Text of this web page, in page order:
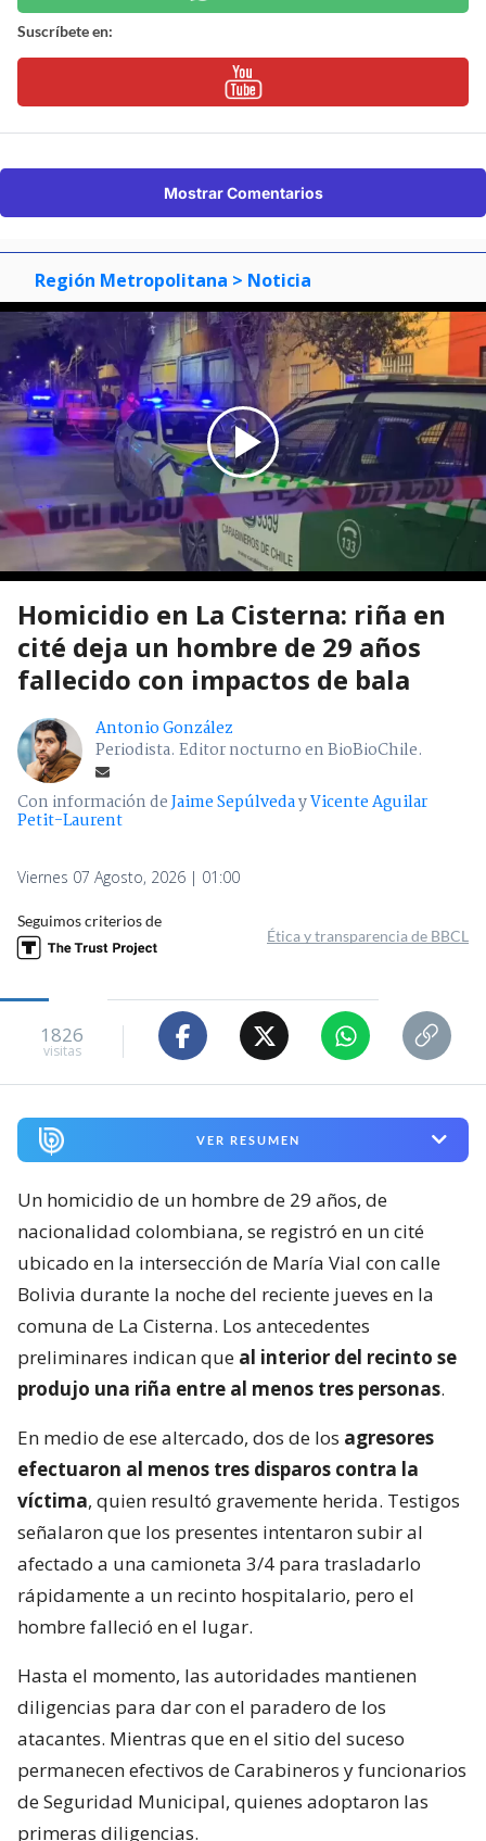
Suscríbete en:
Mostrar Comentarios
Región Metropolitana > Noticia
Homicidio en La Cisterna: riña en
cité deja un hombre de 29 años
fallecido con impactos de bala
Antonio González
Periodista. Editor nocturno en BioBioChile.
Con información deJaime SepúlvedayVicente Aguilar
Petit-Laurent
Viernes 07 Agosto, 2026 | 01:00
Seguimos criterios de
Ética y transparencia de BBCL
1826
visitas
VER RESUMEN
Un homicidio de un hombre de 29 años, de
nacionalidad colombiana, se registró en un cité
ubicado en la intersección de María Vial con calle
Bolivia durante la noche del reciente jueves en la
comuna de La Cisterna. Los antecedentes
preliminares indican que al interior del recinto se
produjo una riña entre al menos tres personas.
En medio de ese altercado, dos de los agresores
efectuaron al menos tres disparos contra la
víctima, quien resultó gravemente herida. Testigos
señalaron que los presentes intentaron subir al
afectado a una camioneta 3/4 para trasladarlo
rápidamente a un recinto hospitalario, pero el
hombre falleció en el lugar.
Hasta el momento, las autoridades mantienen
diligencias para dar con el paradero de los
atacantes. Mientras que en el sitio del suceso
permanecen efectivos de Carabineros y funcionarios
de Seguridad Municipal, quienes adoptaron las
primeras diligencias.